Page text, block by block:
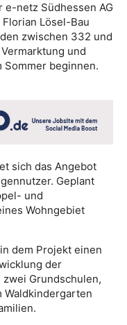
e-netz Südhessen AG
Lösel-Bau
zwischen 332 und
und
Sommer beginnen.
sich das Angebot
Geplant
und
Wohngebiet
dem Projekt einen
der
zwei Grundschulen,